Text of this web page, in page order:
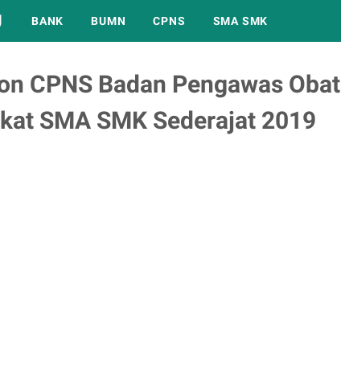
BANK BUMN CPNS SMA SMK
CPNS Badan Pengawas Obat
SMA SMK Sederajat 2019